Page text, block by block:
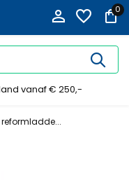
0
vanaf € 250,-